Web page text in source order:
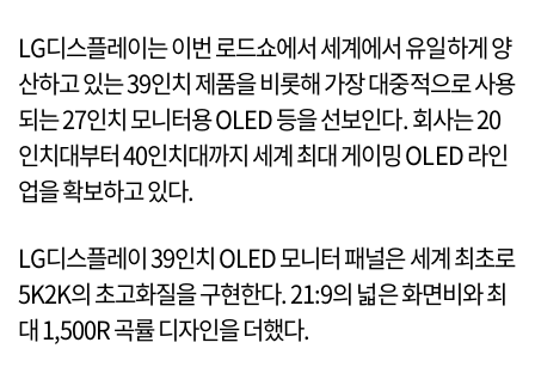
LG디스플레이는 이번 로드쇼에서 세계에서 유일하게 양
산하고 있는 39인치 제품을 비롯해 가장 대중적으로 사용
되는 27인치 모니터용 OLED 등을 선보인다. 회사는 20
인치대부터 40인치대까지 세계 최대 게이밍 OLED 라인
업을 확보하고 있다.
LG디스플레이 39인치 OLED 모니터 패널은 세계 최초로
5K2K의 초고화질을 구현한다. 21:9의 넓은 화면비와 최
대 1,500R 곡률 디자인을 더했다.